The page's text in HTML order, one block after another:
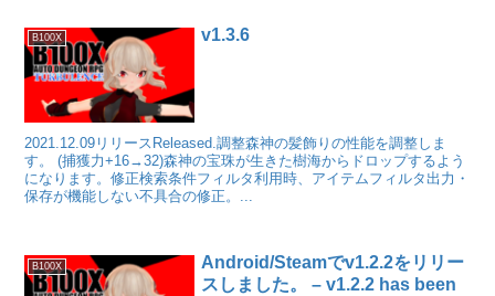
B100X v1.3.6
2021.12.09リリースReleased.調整森神の髪飾りの性能を調整しま
す。 (捕獲力+16→32)森神の宝珠が生きた樹海からドロップするよう
になります。修正検索条件フィルタ利用時、アイテムフィルタ出力・
保存が機能しない不具合の修正。...
B100X
Android/Steamでv1.2.2をリリー
スしました。 – v1.2.2 has been